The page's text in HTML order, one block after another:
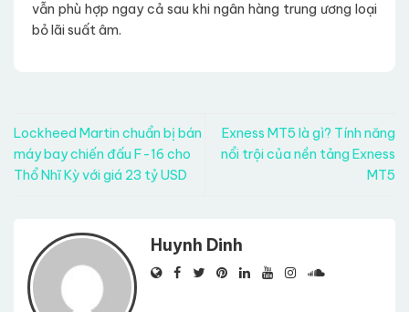
vẫn phù hợp ngay cả sau khi ngân hàng trung ương loại
bỏ lãi suất âm.
Lockheed Martin chuẩn bị bán
máy bay chiến đấu F-16 cho
Thổ Nhĩ Kỳ với giá 23 tỷ USD
Exness MT5 là gì? Tính năng
nổi trội của nền tảng Exness
MT5
Huynh Dinh